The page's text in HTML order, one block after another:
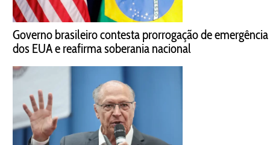
Governo brasileiro contesta prorrogação de emergência
dos EUA e reafirma soberania nacional